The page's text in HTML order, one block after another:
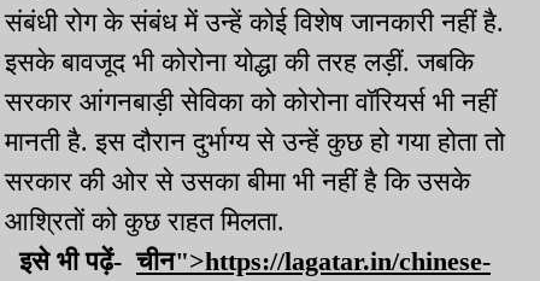
संबंधी रोग के संबंध में उन्हें कोई विशेष जानकारी नहीं है.
इसके बावजूद भी कोरोना योद्धा की तरह लड़ीं. जबकि
सरकार आंगनबाड़ी सेविका को कोरोना वॉरियर्स भी नहीं
मानती है. इस दौरान दुर्भाग्य से उन्हें कुछ हो गया होता तो
सरकार की ओर से उसका बीमा भी नहीं है कि उसके
आश्रितों को कुछ राहत मिलता.
इसे भी पढ़ें-चीन">https://lagatar.in/chinese-